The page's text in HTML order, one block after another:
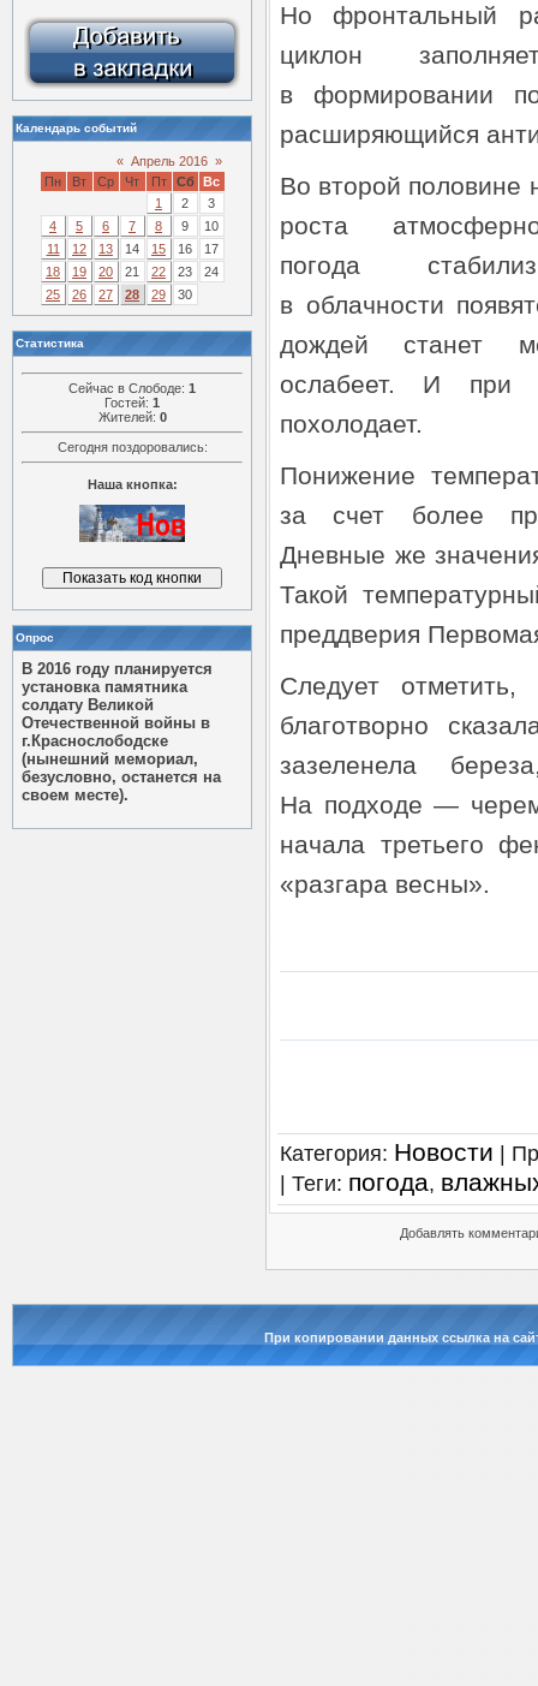
Календарь событий
« Апрель 2016 »
Пн
Вт Ср Чт Пт Сб
Вс
1
2
3
4
5 6 7 8 9
10
11
12 13 14 15 16
17
18
19 20 21 22 23
24
25
26 27 28 29 30
Статистика
Сейчас в Слободе: 1
Гостей: 1
Жителей: 0
Сегодня поздоровались:
Наша кнопка:
Опрос
В 2016 году планируется
установка памятника
солдату Великой
Отечественной войны в
г.Краснослободске
(нынешний мемориал,
безусловно, останется на
своем месте).
Но фронтальный
циклон
в формировании
расширяющийся
Во второй половине
роста
погода
в облачности
дождей станет
ослабеет. И при
похолодает.
Понижение
за счет более
Дневные же
Такой
преддверия
Следует
благотворно
зазеленела
На подходе —
начала третьего
«разгара весны».
Категория: Новости
Теги: погода,
Добавлять
При копировании данных ссылка на